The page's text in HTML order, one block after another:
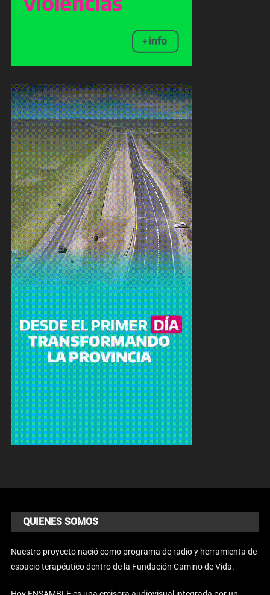
QUIENES SOMOS
Nuestro proyecto nació como programa de radio y herramienta de
espacio terapéutico dentro de la Fundación Camino de Vida.